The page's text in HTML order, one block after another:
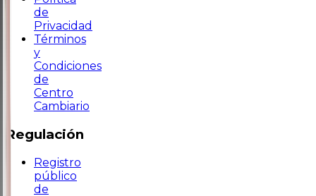
de
Privacidad
Términos
y
Condiciones
de
Centro
Cambiario
Regulación
Registro
público
de